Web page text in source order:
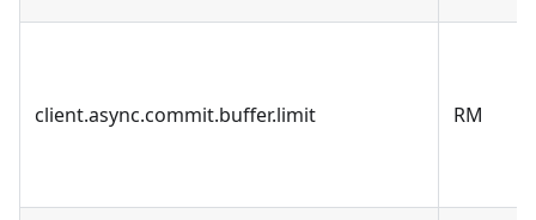
client.async.commit.buffer.limit RM